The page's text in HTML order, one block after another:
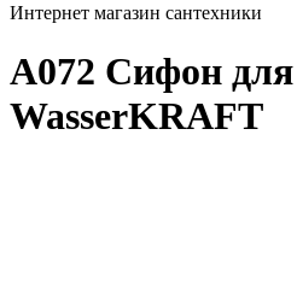
Интернет магазин сантехники
A072 Сифон
WasserKRAFT